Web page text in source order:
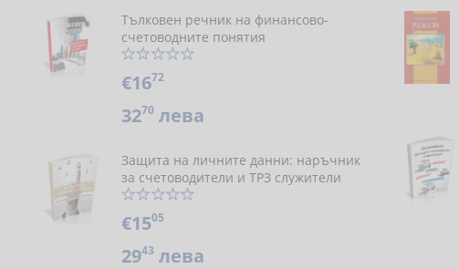
Тълковен речник на финансово-
счетоводните понятия
€1672
3270лева
Защита на личните данни: наръчник
за счетоводители и ТРЗ служители
€1505
2943 лева